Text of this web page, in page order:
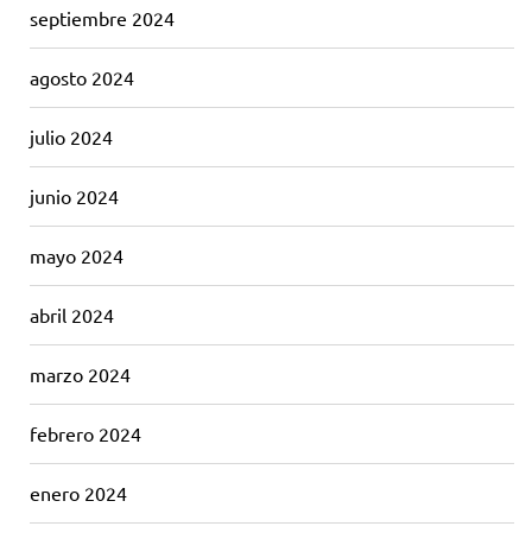
septiembre 2024
agosto 2024
julio 2024
junio 2024
mayo 2024
abril 2024
marzo 2024
febrero 2024
enero 2024